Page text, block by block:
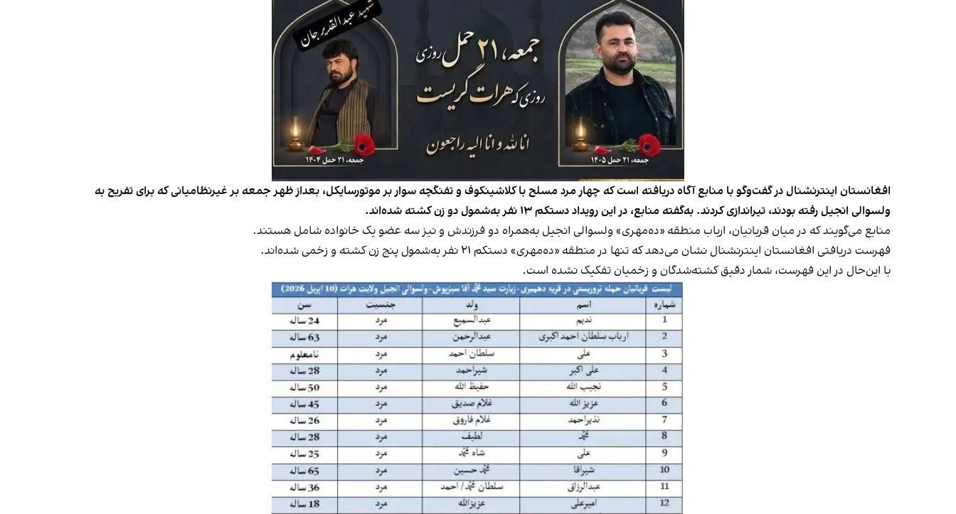
افغانستان اینترنشنال در گفت‌وگو با منابع آگاه دریافته است که چهار مرد مسلح با کلاشینکوف و تفنگچه سوار بر موتورسایکل، بعداز ظهر جمعه بر غیرنظامیانی که برای تفریح به
ولسوالی انجیل رفته بودند، تیراندازی کردند. به‌گفته منابع، در این رویداد دستکم ۱۳ نفر به‌شمول دو زن کشته شده‌اند.
منابع می‌گویند که در میان قربانیان، ارباب منطقه «ده‌مهری» ولسوالی انجیل به‌همراه دو فرزندش و نیز سه عضو یک خانواده شامل هستند.
فهرست دریافتی افغانستان اینترنشنال نشان می‌دهد که تنها در منطقه «ده‌مهری» دستکم ۲۱ نفر به‌شمول پنج زن کشته و زخمی شده‌اند.
با این‌حال در این فهرست، شمار دقیق کشته‌شدگان و زخمیان تفکیک نشده است.